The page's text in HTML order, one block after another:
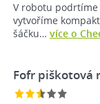
V robotu podrtíme
vytvoříme
šáčku… více o
Fofr piškotová